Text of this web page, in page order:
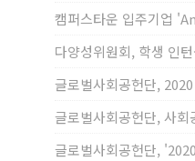
다양성위원회, 학생 인